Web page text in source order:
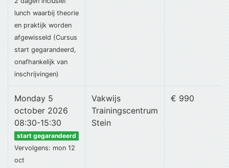
lunch waarbij theorie
en praktijk worden
afgewisseld (Cursus
start gegarandeerd,
onafhankelijk van
inschrijvingen)
Monday 5
october 2026
08:30-15:30
start gegarandeerd
Vervolgens: mon 12
oct
Vakwijs
Trainingscentrum
Stein
€ 990